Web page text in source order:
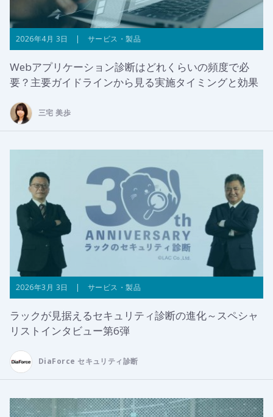
2026年4月 3日 | サービス・製品
Webアプリケーション診断はどれくらいの頻度で必
要？主要ガイドラインから見る実施タイミングと効果
三宅 美歩
2026年3月 3日 | サービス・製品
ラックが見据えるセキュリティ診断の進化～スペシャ
リストインタビュー第6弾
DiaForce セキュリティ診断